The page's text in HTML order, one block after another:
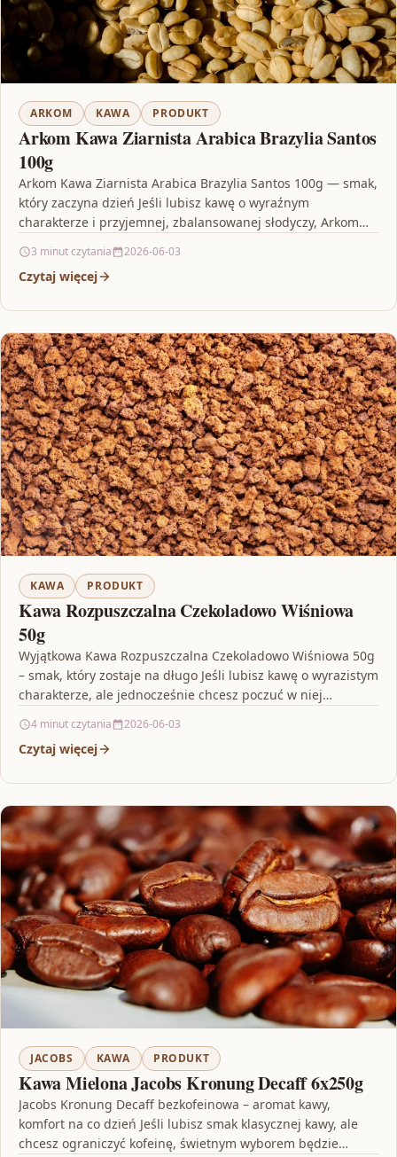
ARKOM KAWA PRODUKT
Arkom Kawa Ziarnista Arabica Brazylia Santos
100g
Arkom Kawa Ziarnista Arabica Brazylia Santos 100g — smak,
który zaczyna dzień Jeśli lubisz kawę o wyraźnym
charakterze i przyjemnej, zbalansowanej słodyczy, Arkom
3 minut czytania 2026-06-03
Czytaj więcej
KAWA PRODUKT
Kawa Rozpuszczalna Czekoladowo Wiśniowa
50g
Wyjątkowa Kawa Rozpuszczalna Czekoladowo Wiśniowa 50g
– smak, który zostaje na długo Jeśli lubisz kawę o wyrazistym
charakterze, ale jednocześnie chcesz poczuć w niej…
4 minut czytania 2026-06-03
Czytaj więcej
JACOBS KAWA PRODUKT
Kawa Mielona Jacobs Kronung Decaff 6x250g
Jacobs Kronung Decaff bezkofeinowa – aromat kawy,
komfort na co dzień Jeśli lubisz smak klasycznej kawy, ale
chcesz ograniczyć kofeinę, świetnym wyborem będzie